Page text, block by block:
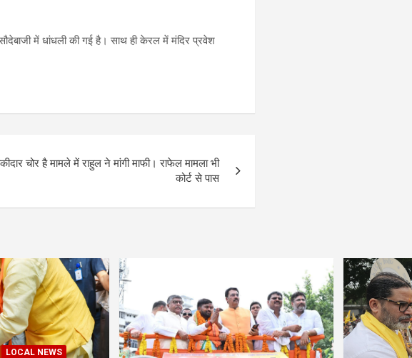
में धांधली की गई है। साथ ही केरल में मंदिर प्रवेश
चोर है मामले में राहुल ने मांगी माफी। राफेल मामला भी
कोर्ट से पास
LOCAL NEWS